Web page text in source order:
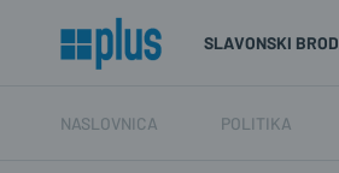
SLAVONSKI BROD
NASLOVNICA POLITIKA